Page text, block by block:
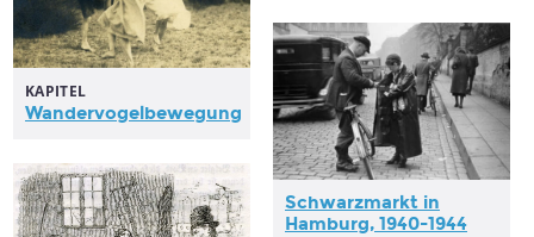
KAPITEL
Wandervogelbewegung
Schwarzmarkt in
Hamburg, 1940-1944